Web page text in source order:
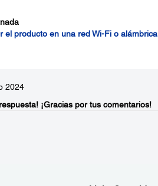
el producto en una red Wi-Fi o alámbrica
2024
¡Gracias por tus comentarios!